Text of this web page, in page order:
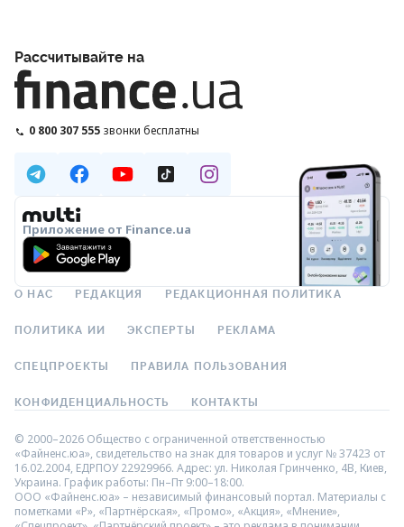
Рассчитывайте на
0 800 307 555 звонки бесплатны
Приложение от Finance.ua
О НАС РЕДАКЦИЯ РЕДАКЦИОННАЯ ПОЛИТИКА
ПОЛИТИКА ИИ ЭКСПЕРТЫ РЕКЛАМА
СПЕЦПРОЕКТЫ ПРАВИЛА ПОЛЬЗОВАНИЯ
КОНФИДЕНЦИАЛЬНОСТЬ КОНТАКТЫ
© 2000–2026 Общество с ограниченной ответственностью
«Файненс.юа», свидетельство на знак для товаров и услуг № 37423 от
16.02.2004, ЕДРПОУ 22929966. Адрес: ул. Николая Гринченко, 4В, Киев,
Украина. График работы: Пн–Пт 9:00–18:00.
ООО «Файненс.юа» – независимый финансовый портал. Материалы с
пометками «Р», «Партнёрская», «Промо», «Акция», «Мнение»,